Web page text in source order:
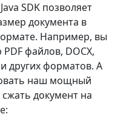
SDK позволяет
документа в
Например, вы
файлов, DOCX,
и других форматов. А
наш мощный
документ на